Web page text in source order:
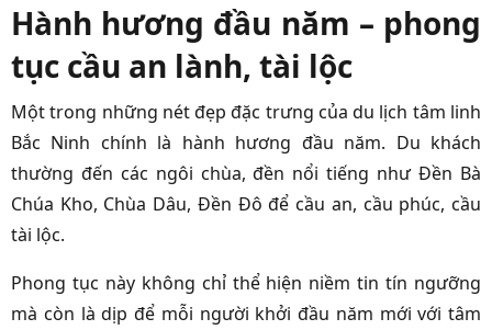
Hành hương đầu năm – phong
tục cầu an lành, tài lộc
Một trong những nét đẹp đặc trưng của du lịch tâm linh
Bắc Ninh chính là hành hương đầu năm. Du khách
thường đến các ngôi chùa, đền nổi tiếng như Đền Bà
Chúa Kho, Chùa Dâu, Đền Đô để cầu an, cầu phúc, cầu
tài lộc.
Phong tục này không chỉ thể hiện niềm tin tín ngưỡng
mà còn là dịp để mỗi người khởi đầu năm mới với tâm